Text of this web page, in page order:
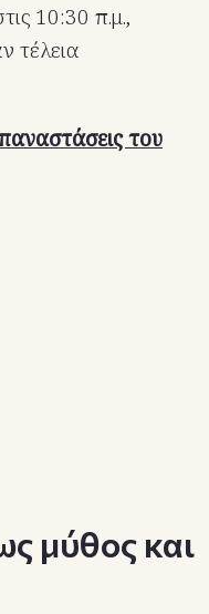
10:30 π.μ.,
τέλεια
του
μύθος και